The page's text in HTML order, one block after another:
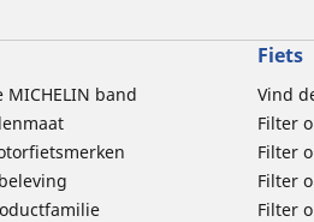
MICHELIN band
Fiets
Vind
Filter
Filter
Filter
Filter